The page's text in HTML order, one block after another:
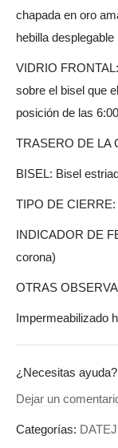
chapada en oro
hebilla
VIDRIO
sobre el bisel que
posición de las
TRASERO DE LA
BISEL: Bisel
TIPO DE
INDICADOR DE
corona)
OTRAS
Impermeabilizado
¿Necesitas ayuda?
Dejar un
Categorías: